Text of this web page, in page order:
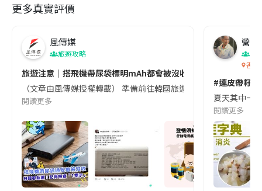
更多真實評價
風傳媒
旅遊攻略
旅遊注意｜搭飛機帶尿袋標明mAh都會被沒收😱出發前切記檢查
（文章由風傳媒授權轉載） 準備前往韓國旅遊的民眾，近期要
閱讀更多
營養
香港
#連皮帶籽
夏天其中一
閱讀更多